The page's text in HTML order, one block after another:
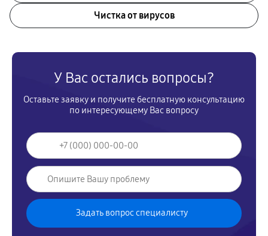
Чистка от вирусов
У Вас остались вопросы?
Оставьте заявку и получите бесплатную консультацию
по интересующему Вас вопросу